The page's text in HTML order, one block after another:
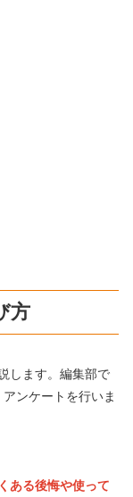
方
します。 編集部で
ンケートを行いま
ある後悔や使って